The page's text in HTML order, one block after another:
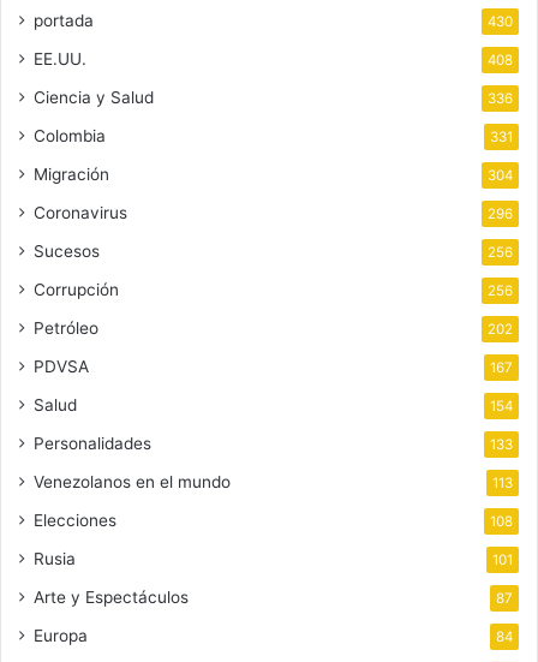
portada 430
EE.UU. 408
Ciencia y Salud 336
Colombia 331
Migración 304
Coronavirus 296
Sucesos 256
Corrupción 256
Petróleo 202
PDVSA 167
Salud 154
Personalidades 133
Venezolanos en el mundo 113
Elecciones 108
Rusia 101
Arte y Espectáculos 87
Europa 84